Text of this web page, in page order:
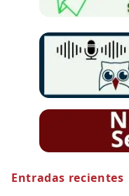
Entradas recientes